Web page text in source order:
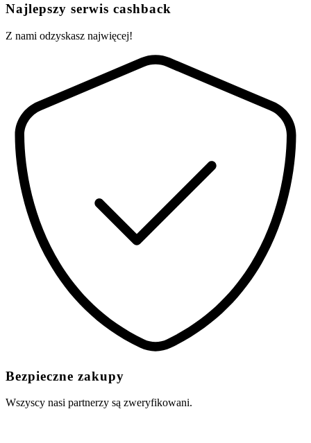
Najlepszy serwis cashback
Z nami odzyskasz najwięcej!
Bezpieczne zakupy
Wszyscy nasi partnerzy są zweryfikowani.